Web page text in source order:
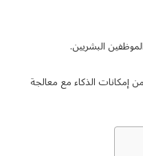
البشريين.
‏إمكانات الذكاء مع معالجة